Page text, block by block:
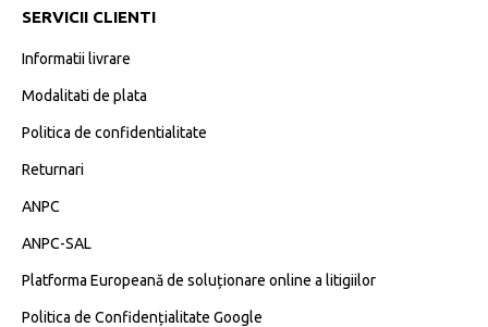
SERVICII CLIENTI
Informatii livrare
Modalitati de plata
Politica de confidentialitate
Returnari
ANPC
ANPC-SAL
Platforma Europeană de soluționare online a litigiilor
Politica de Confidențialitate Google